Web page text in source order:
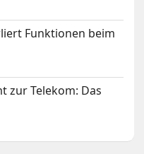
Funktionen beim
zur Telekom: Das